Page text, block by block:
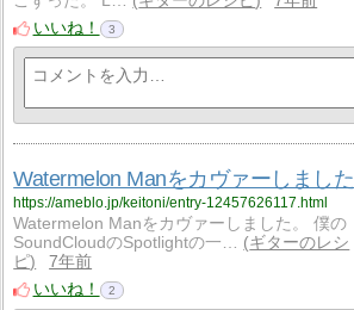
いいね！
3
Watermelon Manをカヴァーしました
https://ameblo.jp/keitoni/entry-12457626117.html
Watermelon Manをカヴァーしました。 僕の
SoundCloudのSpotlightの一…
ギターのレシ
ピ
7年前
いいね！
2